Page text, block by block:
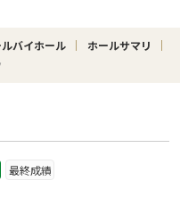
バイホール
ホールサマリ
最終成績